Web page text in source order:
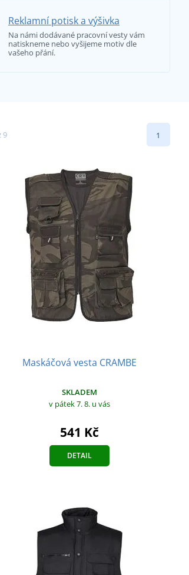
Reklamní potisk a výšivka
Na námi dodávané pracovní vesty vám
natiskneme nebo vyšijeme motiv dle
vašeho přání.
9 1
Maskáčová vesta CRAMBE
SKLADEM
v pátek 7. 8. u vás
541 Kč
DETAIL